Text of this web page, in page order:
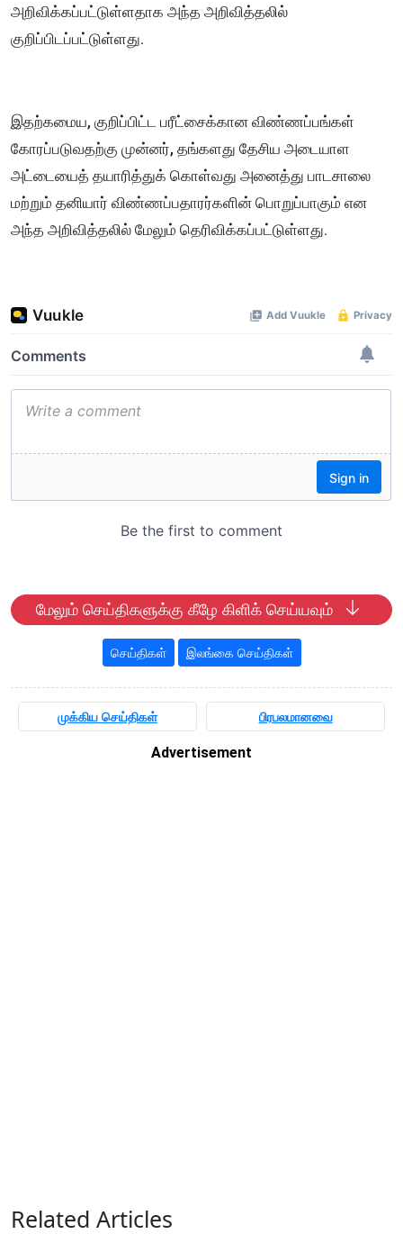
அறிவிக்கப்பட்டுள்ளதாக அந்த அறிவித்தலில்
குறிப்பிடப்பட்டுள்ளது.
இதற்கமைய, குறிப்பிட்ட பரீட்சைக்கான விண்ணப்பங்கள்
கோரப்படுவதற்கு முன்னர், தங்களது தேசிய அடையாள
அட்டையைத் தயாரித்துக் கொள்வது அனைத்து பாடசாலை
மற்றும் தனியார் விண்ணப்பதாரர்களின் பொறுப்பாகும் என
அந்த அறிவித்தலில் மேலும் தெரிவிக்கப்பட்டுள்ளது.
மேலும் செய்திகளுக்கு கீழே கிளிக் செய்யவும்
செய்திகள் இலங்கை செய்திகள்
முக்கிய செய்திகள் பிரபலமானவை
Advertisement
Related Articles